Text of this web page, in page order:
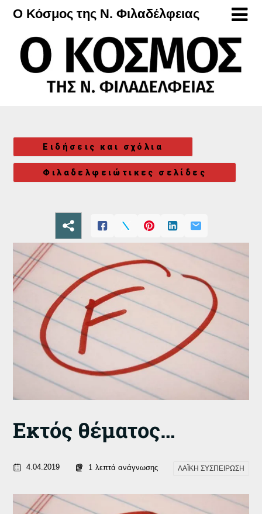
Μετάβαση
περιεχόμενο
Ο Κόσμος της Ν. Φιλαδέλφειας
Ειδήσεις και σχόλια
Φιλαδελφειώτικες σελίδες
Εκτός θέματος…
4.04.2019 1 λεπτά ανάγνωσης ΛΑΪΚΗ ΣΥΣΠΕΙΡΩΣΗ